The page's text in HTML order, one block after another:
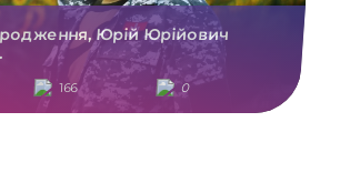
Юрій Юрійович
166 0